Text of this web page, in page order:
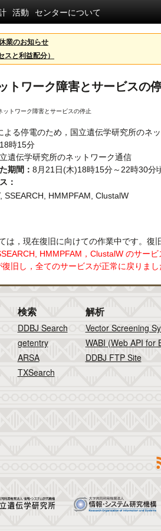
活動 センターについて
業のお知らせ
と利益配分）
トワーク障害とサービスの
ットワーク障害とサービスの停止
る停電のため，国立遺伝学研究所のネ
時15分
遺伝学研究所のネットワーク通信
期間： 8月21日(木)18時15分～22時30分
：
SSEARCH, HMMPFAM, ClustalW
は，現在復旧に向けての作業中です。復
HMMPFAM，ClustalW のサー
旧し，全てのサービスが正常に戻りま
検索
DDBJ Search
getentry
ARSA
TXSearch
解析
Vector Screening
WABI (Web API for
DDBJ FTP Site